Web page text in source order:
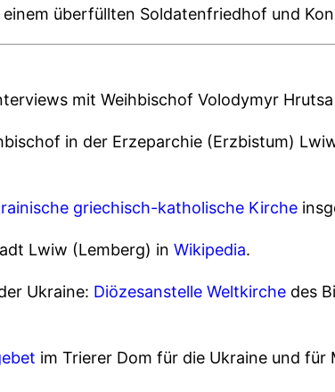
überfüllten Soldatenfriedhof und
mit Weihbischof Volodymyr
in der Erzeparchie (Erzbistum)
griechisch-katholische Kirche
Lwiw (Lemberg) in Wikipedia.
Ukraine: Diözesanstelle Weltkirche des
im Trierer Dom für die Ukraine und für